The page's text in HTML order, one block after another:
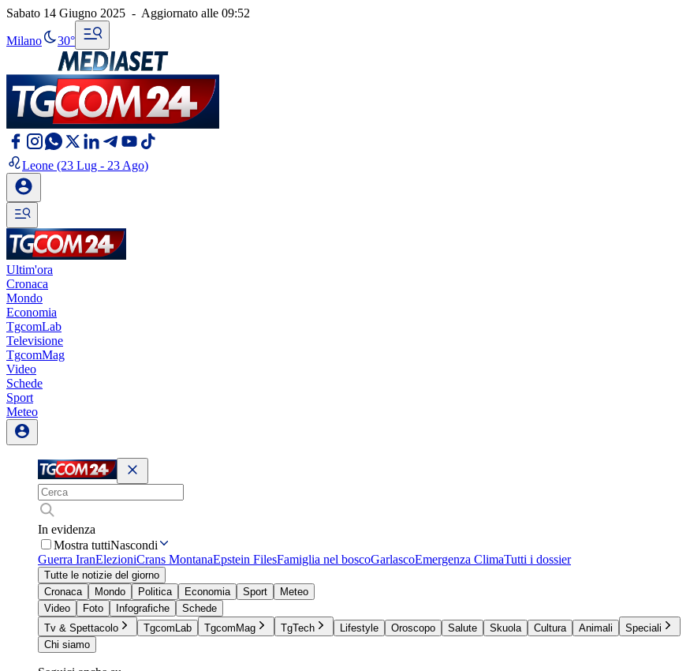
Sabato 14 Giugno 2025 - Aggiornato alle 09:52
Milano 30°
Leone (23 Lug - 23 Ago)
Ultim'ora
Cronaca
Mondo
Economia
TgcomLab
Televisione
TgcomMag
Video
Schede
Sport
Meteo
In evidenza
Mostra tuttiNascondi
Guerra IranElezioniCrans MontanaEpstein FilesFamiglia nel boscoGarlascoEmergenza ClimaTutti i dossier
Tutte le notizie del giorno
Cronaca
Mondo Politica Economia Sport
Meteo
Video
Foto Infografiche
Schede
Tv & Spettacolo
TgcomLab TgcomMag TgTech Lifestyle Oroscopo Salute Skuola Cultura Animali
Speciali
Chi siamo